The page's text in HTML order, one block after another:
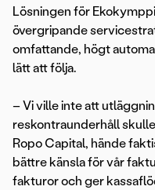
Lösningen för
övergripande
omfattande, högt
lätt att följa.
– Vi ville inte att
reskontraunderhåll
Ropo Capital, hände
bättre känsla för vår
fakturor och ger